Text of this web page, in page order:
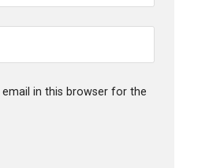
in this browser for the